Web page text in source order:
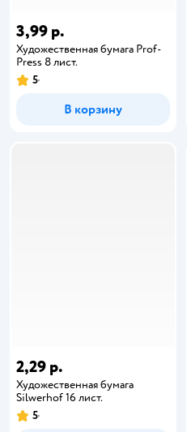
3,99 р.
Художественная бумага Prof-
Press 8 лист.
5
В корзину
2,29 р.
Художественная бумага
Silwerhof 16 лист.
5